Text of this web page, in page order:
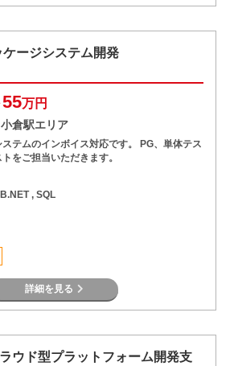
ケージシステム開発
55万円
倉駅エリア
テムのインボイス対応です。 PG、単体テス
トをご担当いただきます。
, SQL
詳細を見る
ウド型プラットフォーム開発支